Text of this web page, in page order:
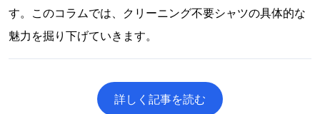
す。このコラムでは、クリーニング不要シャツの具体的な
魅力を掘り下げていきます。
詳しく記事を読む